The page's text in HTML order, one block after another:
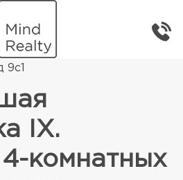
недвижимость
IX.
комнатных